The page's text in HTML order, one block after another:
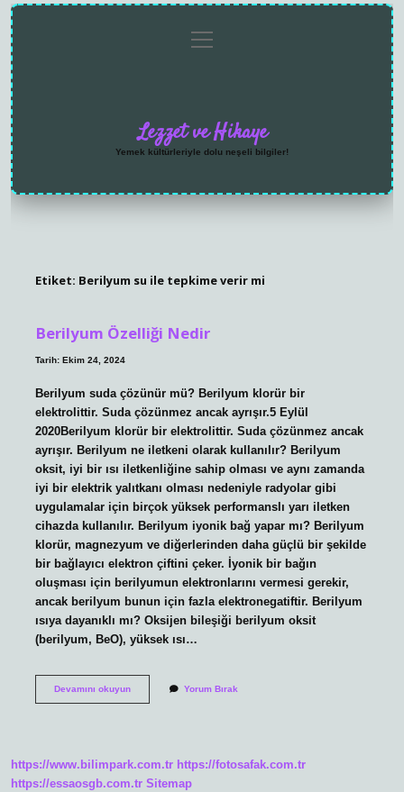
menüyü
aç
Lezzet ve Hikaye
Yemek kültürleriyle dolu neşeli bilgiler!
Etiket: Berilyum su ile tepkime verir mi
Berilyum Özelliği Nedir
Tarih: Ekim 24, 2024
Berilyum suda çözünür mü? Berilyum klorür bir
elektrolittir. Suda çözünmez ancak ayrışır.5 Eylül
2020Berilyum klorür bir elektrolittir. Suda çözünmez ancak
ayrışır. Berilyum ne iletkeni olarak kullanılır? Berilyum
oksit, iyi bir ısı iletkenliğine sahip olması ve aynı zamanda
iyi bir elektrik yalıtkanı olması nedeniyle radyolar gibi
uygulamalar için birçok yüksek performanslı yarı iletken
cihazda kullanılır. Berilyum iyonik bağ yapar mı? Berilyum
klorür, magnezyum ve diğerlerinden daha güçlü bir şekilde
bir bağlayıcı elektron çiftini çeker. İyonik bir bağın
oluşması için berilyumun elektronlarını vermesi gerekir,
ancak berilyum bunun için fazla elektronegatiftir. Berilyum
ısıya dayanıklı mı? Oksijen bileşiği berilyum oksit
(berilyum, BeO), yüksek ısı…
Devamını okuyunBerilyum
Yorum Bırak
https://www.bilimpark.com.tr https://fotosafak.com.tr
https://essaosgb.com.tr Sitemap